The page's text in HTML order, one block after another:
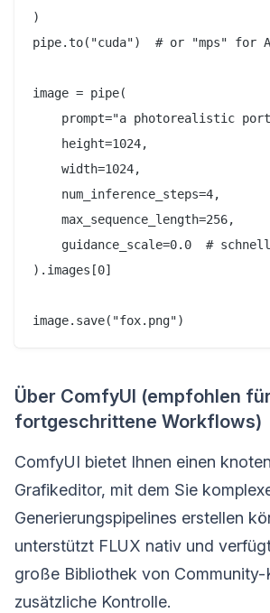
)
pipe.to("cuda")  # or "mps" for
image = pipe(
prompt="a photorealistic
    height=1024,
    width=1024,
    num_inference_steps=4,
    max_sequence_length=256,
guidance_scale=0.0  #
).images[0]
Über ComfyUI (empfohlen
fortgeschrittene Workflows)
ComfyUI bietet Ihnen einen
Grafikeditor, mit dem Sie
Generierungspipelines erstellen
unterstützt FLUX nativ und
große Bibliothek von Community-
zusätzliche Kontrolle.